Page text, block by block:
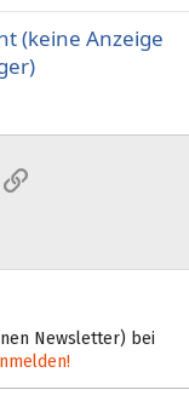
(keine Anzeige
Link
Newsletter) bei